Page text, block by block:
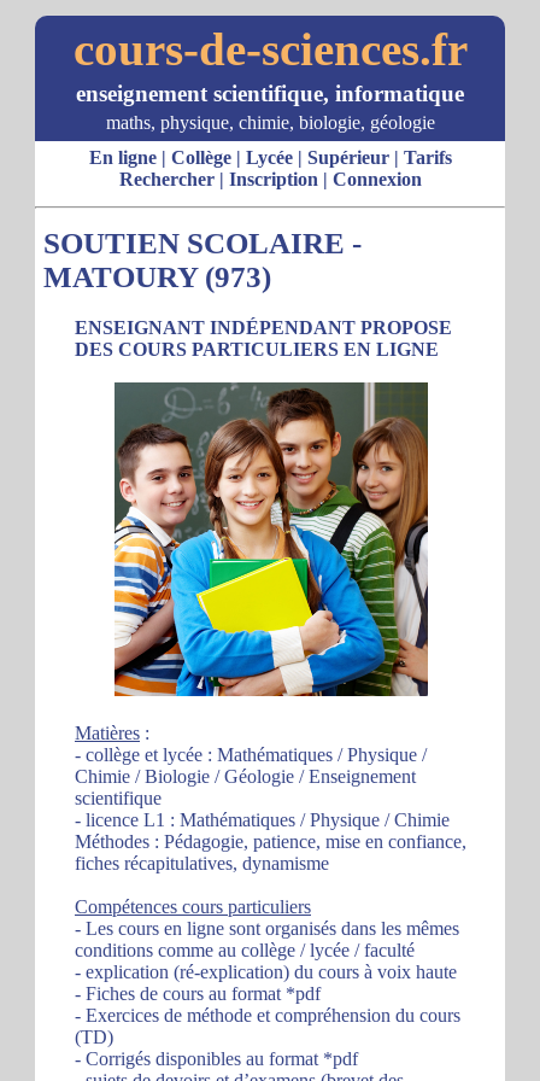
cours-de-sciences.fr
enseignement scientifique, informatique
maths, physique, chimie, biologie, géologie
En ligne| Collège| Lycée| Supérieur| Tarifs
Rechercher| Inscription | Connexion
SOUTIEN SCOLAIRE -
MATOURY (973)
ENSEIGNANT INDÉPENDANT PROPOSE
DES COURS PARTICULIERS EN LIGNE
Matières :
- collège et lycée : Mathématiques / Physique /
Chimie / Biologie / Géologie / Enseignement
scientifique
- licence L1 : Mathématiques / Physique / Chimie
Méthodes : Pédagogie, patience, mise en confiance,
fiches récapitulatives, dynamisme
Compétences cours particuliers
- Les cours en ligne sont organisés dans les mêmes
conditions comme au collège / lycée / faculté
- explication (ré-explication) du cours à voix haute
- Fiches de cours au format *pdf
- Exercices de méthode et compréhension du cours
(TD)
- Corrigés disponibles au format *pdf